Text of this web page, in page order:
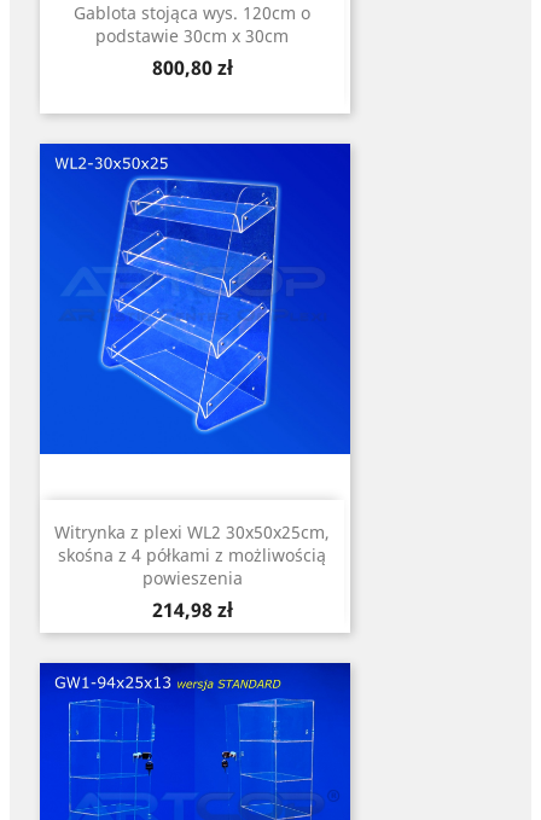
Gablota stojąca wys. 120cm o
podstawie 30cm x 30cm
Cena
800,80 zł
Witrynka z plexi WL2 30x50x25cm,
skośna z 4 półkami z możliwością
powieszenia
Cena
214,98 zł